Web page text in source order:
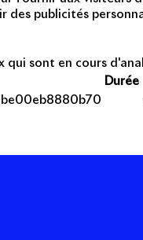
publicités
qui sont en cours
Durée